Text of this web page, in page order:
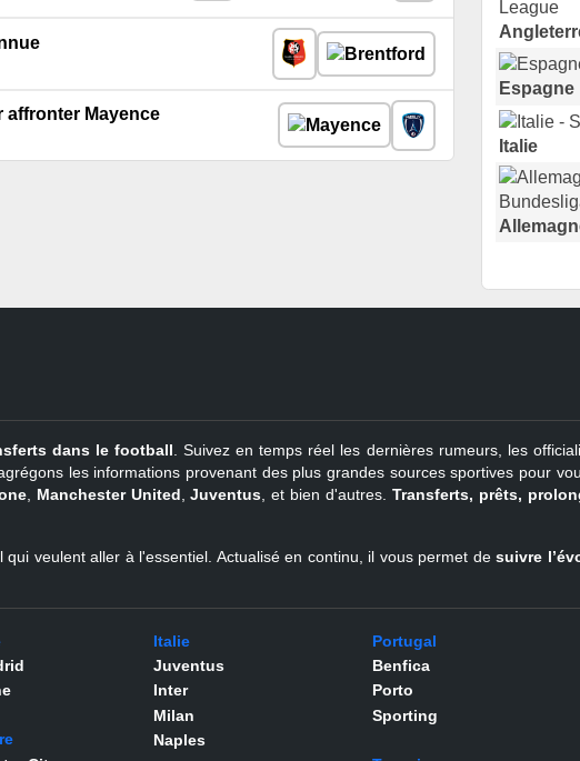
affronter Mayence
Espagne
Italie
Portugal
Turquie
Belgique
dans le football . Suivez en temps réel les dernières rumeurs, les
les informations provenant des plus grandes sources sportives pour
, Manchester United ,Juventus , et bien d'autres.Transferts, prêts,
veulent aller à l'essentiel. Actualisé en continu, il vous permet desuivre
Italie
Juventus
Inter
Milan
Naples
Portugal
Benfica
Porto
Sporting